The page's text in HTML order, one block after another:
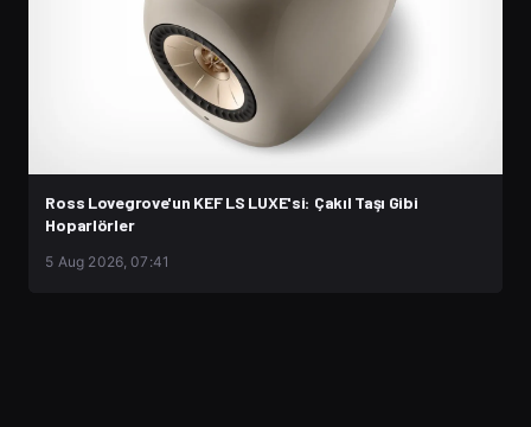
Ross Lovegrove'un KEF LS LUXE'si: Çakıl Taşı Gibi
Hoparlörler
5 Aug 2026, 07:41